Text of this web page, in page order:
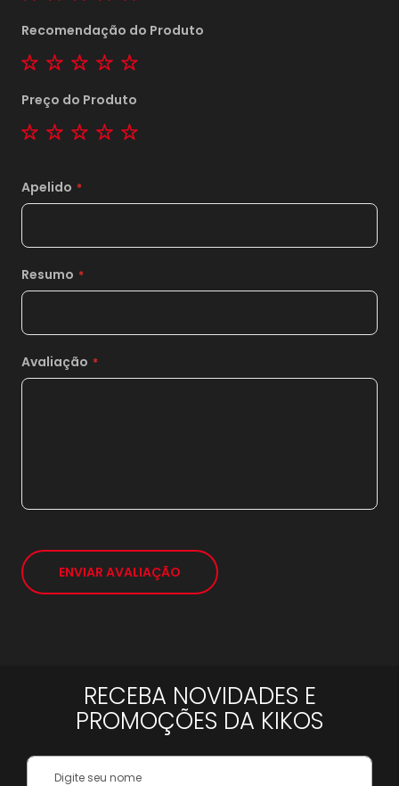
1xsem juros de 161,00
Recomendação do Produto
1 star2 stars3 stars4 stars
Preço do Produto
1 star2 stars3 stars4 stars
Apelido
Resumo
Avaliação
ENVIAR AVALIAÇÃO
RECEBA NOVIDADES E
PROMOÇÕES DA KIKOS
Your
Name: